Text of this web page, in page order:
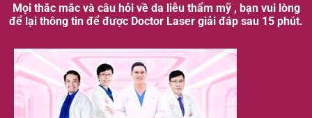
Mọi thắc mắc và câu hỏi về da liễu thẩm mỹ , bạn vui lòng
để lại thông tin để được Doctor Laser giải đáp sau 15 phút.